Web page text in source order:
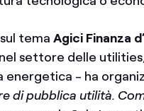
temaAgici Finanza
settore delle
energetica - ha
di pubblica utilità.